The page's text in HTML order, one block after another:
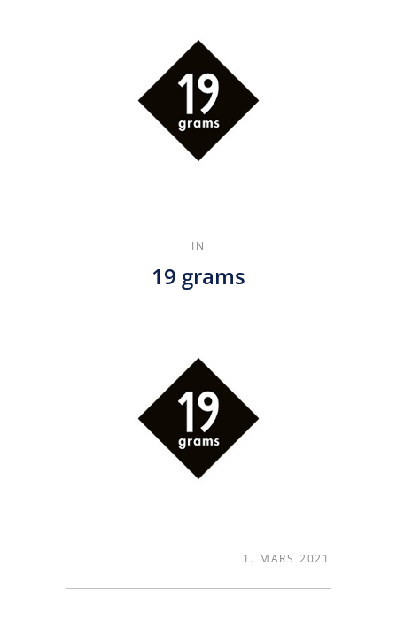
IN
19 grams
1. MARS 2021